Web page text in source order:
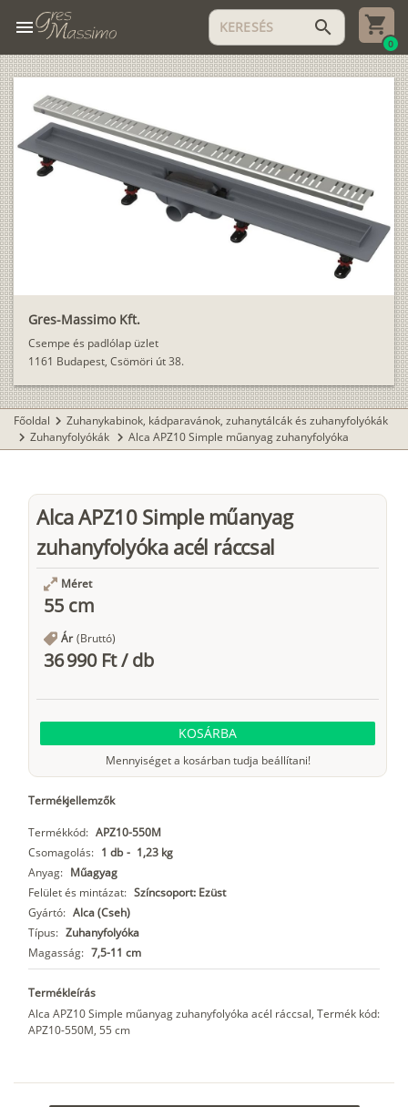
menu search
0
Gres-Massimo Kft.
Csempe és padlólap üzlet
1161 Budapest, Csömöri út 38.
Főoldal chevron_right Zuhanykabinok, kádparavánok, zuhanytálcák és zuhanyfolyókák
chevron_right Zuhanyfolyókák chevron_right Alca APZ10 Simple műanyag zuhanyfolyóka
Alca APZ10 Simple műanyag
zuhanyfolyóka acél ráccsal
Méret
55 cm
Ár (Bruttó)
36 990 Ft/db
KOSÁRBA
Mennyiséget a kosárban tudja beállítani!
Termékjellemzők
Termékkód: APZ10-550M
Csomagolás: 1 db - 1,23 kg
Anyag: Műagyag
Felület és mintázat: Színcsoport: Ezüst
Gyártó: Alca (Cseh)
Típus: Zuhanyfolyóka
Magasság: 7,5-11 cm
Termékleírás
Alca APZ10 Simple műanyag zuhanyfolyóka acél ráccsal, Termék kód:
APZ10-550M, 55 cm